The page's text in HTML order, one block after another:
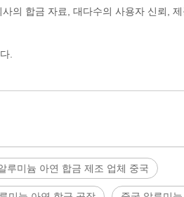
의 합금 자료, 대다수의 사용자 신뢰,
.
루미늄 아연 합금 제조 업체 중국